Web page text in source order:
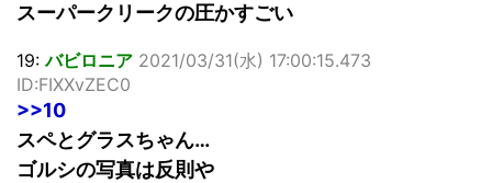
スーパークリークの圧かすごい
19:バビロニア 2021/03/31(水) 17:00:15.473
ID:FIXXvZEC0
>>10
スペとグラスちゃん…
ゴルシの写真は反則や